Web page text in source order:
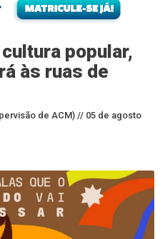
popular,
às ruas de
de ACM) // 05 de agosto